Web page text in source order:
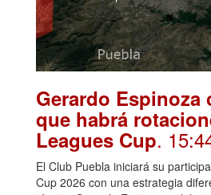
Gerardo Espinoza
que habrá
Leagues Cup.
El Club Puebla iniciará su
Cup 2026 con una estrategia